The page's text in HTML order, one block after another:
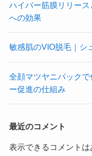
ハイパー筋膜リリー
への効果
敏感肌のVIO脱毛｜シ
全顔マツヤニパック
ー促進の仕組み
最近のコメント
表示できるコメントは